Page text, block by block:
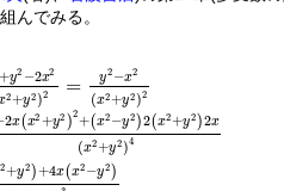
んでみる。
+y2 −2x2
2+y2)2 = y2 −x2
(x2+y2)2
2-2x2x2 +y 22=y2-x2
2x(x2 +y2 )2+(x2 −y2 )2(x2+y2 )2x
(x2+y2)4
2+y2 )+4x(x2 −y2 )
+ + x2 y2 2